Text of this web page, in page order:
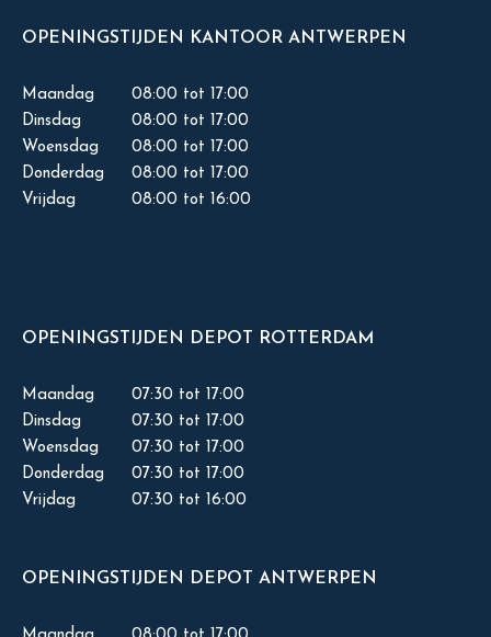
OPENINGSTIJDEN KANTOOR ANTWERPEN
Maandag
08:00 tot 17:00
Dinsdag
08:00 tot 17:00
Woensdag
08:00 tot 17:00
Donderdag
08:00 tot 17:00
Vrijdag
08:00 tot 16:00
OPENINGSTIJDEN DEPOT ROTTERDAM
Maandag
07:30 tot 17:00
Dinsdag
07:30 tot 17:00
Woensdag
07:30 tot 17:00
Donderdag
07:30 tot 17:00
Vrijdag
07:30 tot 16:00
OPENINGSTIJDEN DEPOT ANTWERPEN